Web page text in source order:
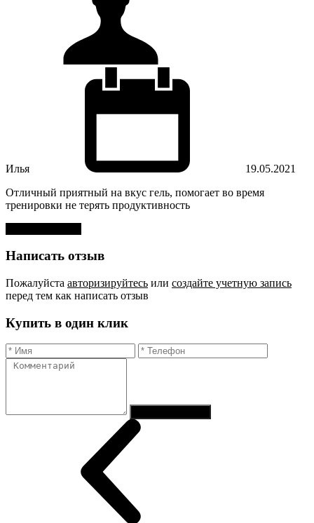
Илья
19.05.2021
Отличный приятный на вкус гель, помогает во время
тренировки не терять продуктивность
Написать отзыв
Пожалуйста авторизируйтесь или создайте учетную запись
перед тем как написать отзыв
Купить в один клик